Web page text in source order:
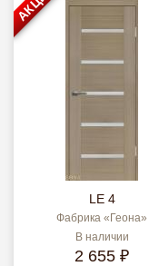
LE 4
Фабрика «Геона»
В наличии
2 655 ₽